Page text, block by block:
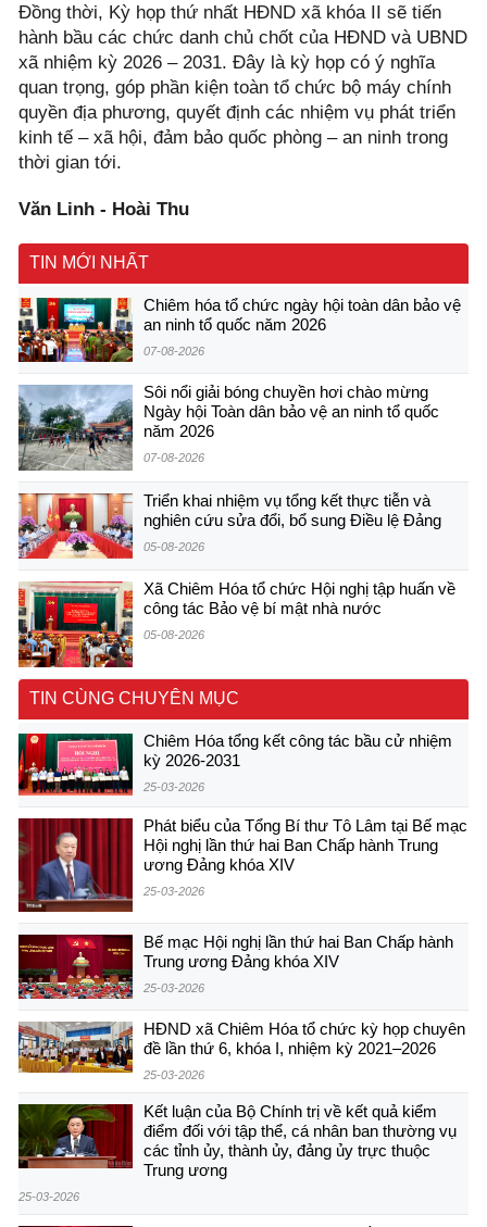
Đồng thời, Kỳ họp thứ nhất HĐND xã khóa II sẽ tiến
hành bầu các chức danh chủ chốt của HĐND và UBND
xã nhiệm kỳ 2026 – 2031. Đây là kỳ họp có ý nghĩa
quan trọng, góp phần kiện toàn tổ chức bộ máy chính
quyền địa phương, quyết định các nhiệm vụ phát triển
kinh tế – xã hội, đảm bảo quốc phòng – an ninh trong
thời gian tới.
Văn Linh - Hoài Thu
TIN MỚI NHẤT
Chiêm hóa tổ chức ngày hội toàn dân bảo vệ
an ninh tổ quốc năm 2026
07-08-2026
Sôi nổi giải bóng chuyền hơi chào mừng
Ngày hội Toàn dân bảo vệ an ninh tổ quốc
năm 2026
07-08-2026
Triển khai nhiệm vụ tổng kết thực tiễn và
nghiên cứu sửa đổi, bổ sung Điều lệ Đảng
05-08-2026
Xã Chiêm Hóa tổ chức Hội nghị tập huấn về
công tác Bảo vệ bí mật nhà nước
05-08-2026
TIN CÙNG CHUYÊN MỤC
Chiêm Hóa tổng kết công tác bầu cử nhiệm
kỳ 2026-2031
25-03-2026
Phát biểu của Tổng Bí thư Tô Lâm tại Bế mạc
Hội nghị lần thứ hai Ban Chấp hành Trung
ương Đảng khóa XIV
25-03-2026
Bế mạc Hội nghị lần thứ hai Ban Chấp hành
Trung ương Đảng khóa XIV
25-03-2026
HĐND xã Chiêm Hóa tổ chức kỳ họp chuyên
đề lần thứ 6, khóa I, nhiệm kỳ 2021–2026
25-03-2026
Kết luận của Bộ Chính trị về kết quả kiểm
điểm đối với tập thể, cá nhân ban thường vụ
các tỉnh ủy, thành ủy, đảng ủy trực thuộc
Trung ương
25-03-2026